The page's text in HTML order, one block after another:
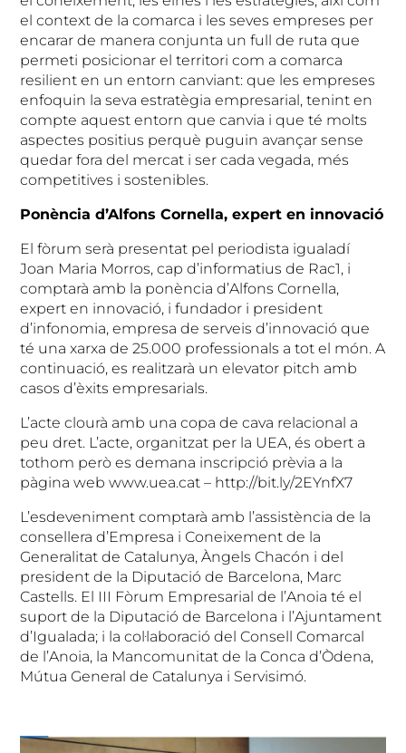
el context de la comarca i les seves empreses per
encarar de manera conjunta un full de ruta que
permeti posicionar el territori com a comarca
resilient en un entorn canviant: que les empreses
enfoquin la seva estratègia empresarial, tenint en
compte aquest entorn que canvia i que té molts
aspectes positius perquè puguin avançar sense
quedar fora del mercat i ser cada vegada, més
competitives i sostenibles.
Ponència d’Alfons Cornella, expert en innovació
El fòrum serà presentat pel periodista igualadí
Joan Maria Morros, cap d’informatius de Rac1, i
comptarà amb la ponència d’Alfons Cornella,
expert en innovació, i fundador i president
d’infonomia, empresa de serveis d’innovació que
té una xarxa de 25.000 professionals a tot el món. A
continuació, es realitzarà un elevator pitch amb
casos d’èxits empresarials.
L’acte clourà amb una copa de cava relacional a
peu dret. L’acte, organitzat per la UEA, és obert a
tothom però es demana inscripció prèvia a la
pàgina web www.uea.cat – http://bit.ly/2EYnfX7
L’esdeveniment comptarà amb l’assistència de la
consellera d’Empresa i Coneixement de la
Generalitat de Catalunya, Àngels Chacón i del
president de la Diputació de Barcelona, Marc
Castells. El III Fòrum Empresarial de l’Anoia té el
suport de la Diputació de Barcelona i l’Ajuntament
d’Igualada; i la col·laboració del Consell Comarcal
de l’Anoia, la Mancomunitat de la Conca d’Òdena,
Mútua General de Catalunya i Servisimó.